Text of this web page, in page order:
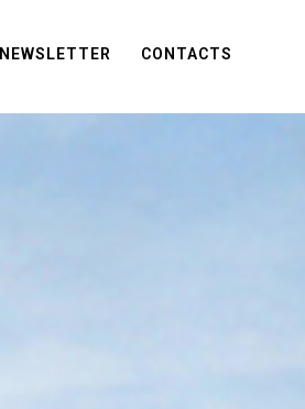
NEWSLETTER CONTACTS